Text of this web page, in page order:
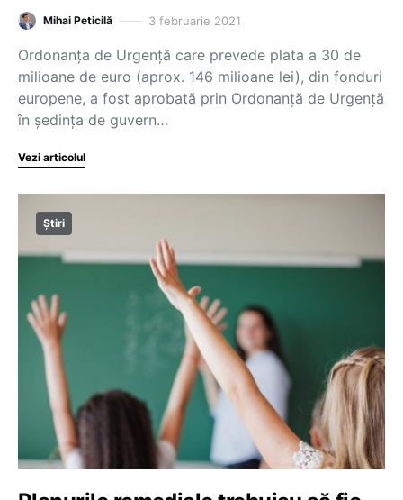
Mihai Peticilă 3 februarie 2021
Ordonanța de Urgență care prevede plata a 30 de
milioane de euro (aprox. 146 milioane lei), din fonduri
europene, a fost aprobată prin Ordonanță de Urgență
în ședința de guvern…
Vezi articolul
Știri